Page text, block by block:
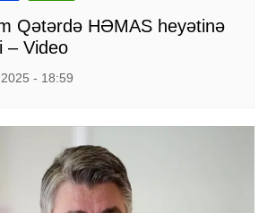
Qətərdə HƏMAS heyətinə
– Video
- 18:59